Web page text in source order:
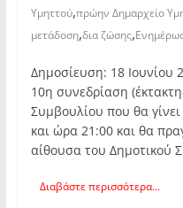
Υμηττού,πρώην Δημαρχείο
μετάδοση,δια ζώσης,
Δημοσίευση: 18
10η συνεδρίαση
Συμβουλίου που θα
και ώρα 21:00 και θα
αίθουσα του Δημοτικού
Διαβάστε περισσότερα...